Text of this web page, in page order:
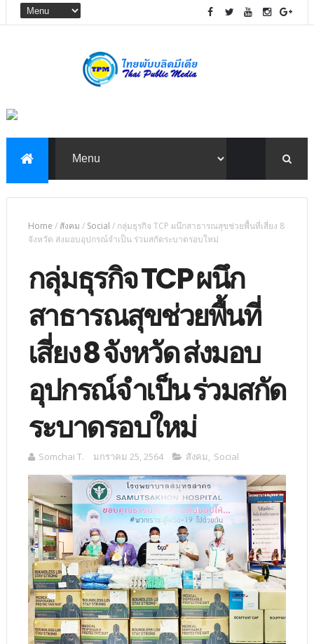
Home / สังคม / Social / กลุ่มธุรกิจ TCP ผนึกสาธารณสุขช่วยพื้นที่เสี่ยง 8
จังหวัด ส่งมอบอุปกรณ์จำเป็น ร่วมสกัดระบาดรอบใหม่
กลุ่มธุรกิจ TCP ผนึก
สาธารณสุขช่วยพื้นที่
เสี่ยง 8 จังหวัด ส่งมอบ
อุปกรณ์จำเป็น ร่วมสกัด
ระบาดรอบใหม่
Somchai T. มกราคม 25, 2564 สังคม, Social